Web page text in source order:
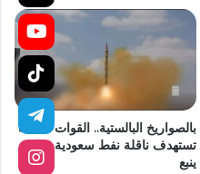
بالصواريخ البالستية.. القوات اليمنية
تستهدف ناقلة نفط سعودية قبالة
ينبع